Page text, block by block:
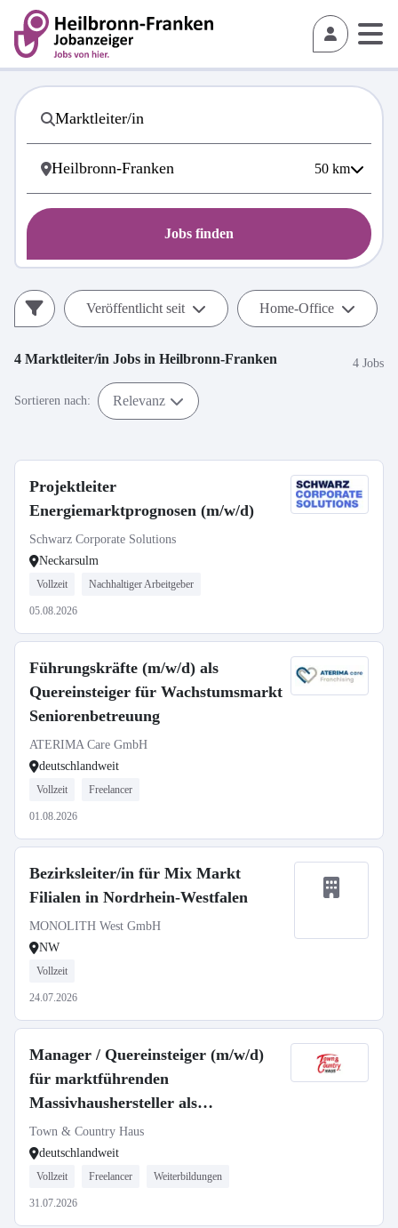
50 km
Jobs finden
Veröffentlicht seit Home-Office
4 Marktleiter/in Jobs in Heilbronn-Franken 4 Jobs
Sortieren nach: Relevanz
Projektleiter
Energiemarktprognosen (m/w/d)
Schwarz Corporate Solutions
Neckarsulm
Vollzeit Nachhaltiger Arbeitgeber
05.08.2026
Führungskräfte (m/w/d) als
Quereinsteiger für Wachstumsmarkt
Seniorenbetreuung
ATERIMA Care GmbH
deutschlandweit
Vollzeit Freelancer
01.08.2026
Bezirksleiter/in für Mix Markt
Filialen in Nordrhein-Westfalen
MONOLITH West GmbH
NW
Vollzeit
24.07.2026
Manager / Quereinsteiger (m/w/d)
für marktführenden
Massivhaushersteller als
selbstständiger Gebietsleiter
Town & Country Haus
deutschlandweit
Vollzeit Freelancer Weiterbildungen
31.07.2026